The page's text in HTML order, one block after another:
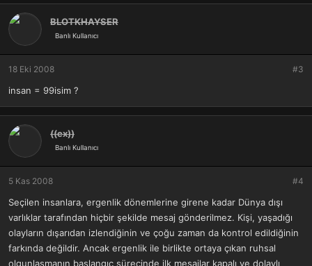
BLOTKHAYSER
Banlı Kullanıcı
18 Eki 2008 #3
insan = 99isim ?
((ex))
Banlı Kullanıcı
5 Kas 2008 #4
Seçilen insanlara, ergenlik dönemlerine girene kadar Dünya dışı
varlıklar tarafından hiçbir şekilde mesaj gönderilmez. Kişi, yaşadığı
olayların dışarıdan izlendiğinin ve çoğu zaman da kontrol edildiğinin
farkında değildir. Ancak ergenlik ile birlikte ortaya çıkan ruhsal
olgunlaşmanın başlangıç sürecinde ilk mesajlar kapalı ve dolaylı